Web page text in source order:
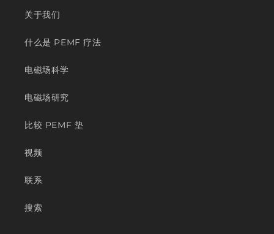
关于我们
什么是 PEMF 疗法
电磁场科学
电磁场研究
比较 PEMF 垫
视频
联系
搜索